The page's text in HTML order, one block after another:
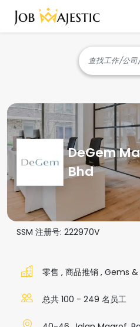
查找工作/公
DeGem
Bhd
SSM 注册号: 222970V
零售 , 商品推销 , Gems
总共 100 - 249 名员工